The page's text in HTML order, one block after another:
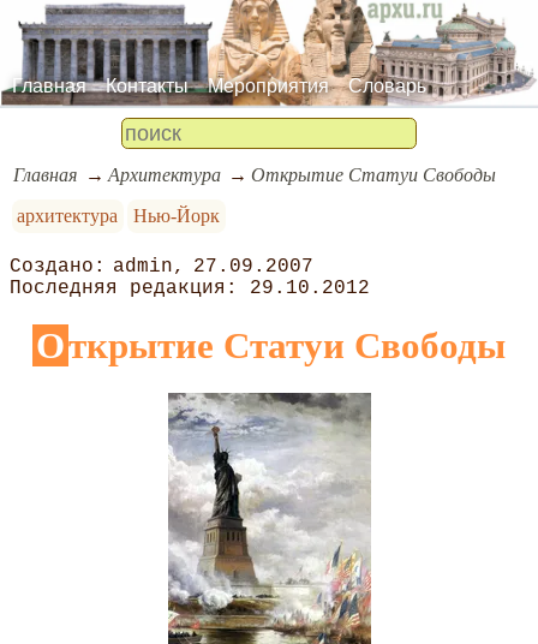
Главная Контакты Мероприятия Словарь
Главная Архитектура
Открытие Статуи Свободы
архитектура
Нью-Йорк
admin
27.09.2007
29.10.2012
Открытие Статуи Свободы